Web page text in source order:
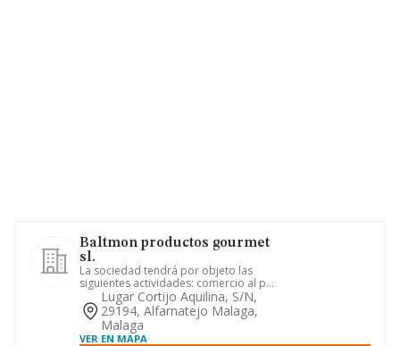
Baltmon productos gourmet
sl.
La sociedad tendrá por objeto las
siguientes actividades: comercio al por
mayor y al por menor. dis...
Lugar Cortijo Aquilina, S/n,
29194, Alfarnatejo Malaga,
Malaga
VER EN MAPA